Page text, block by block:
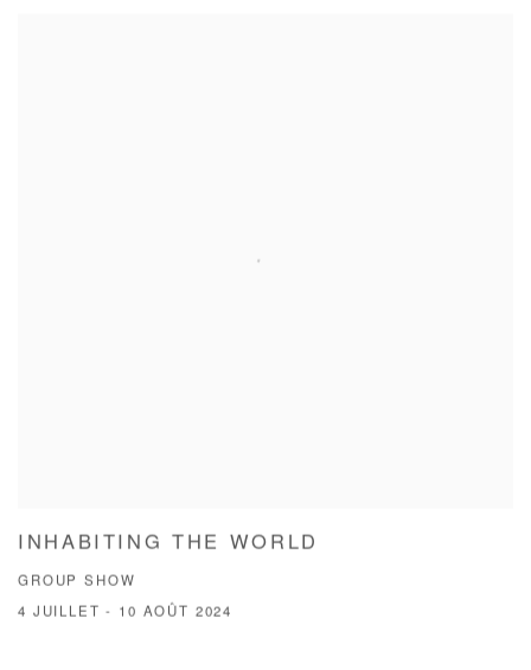
INHABITING THE WORLD
GROUP SHOW
4 JUILLET - 10 AOÛT 2024